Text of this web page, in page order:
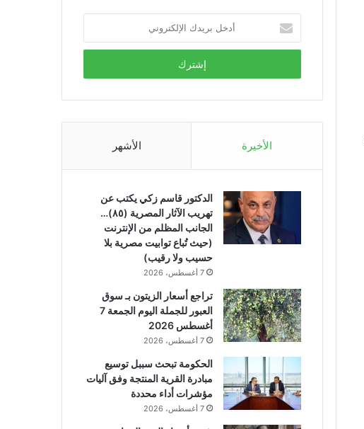
بريدك
الإلكتروني
الأخيرة الأشهر
الدكتور قاسم زكي يكتب عن
تهريب الآثار المصرية (٨٥)…
الجانب المظلم من الإنترنت
(حيث تُباع توابيت مصرية بلا
حسيب ولا رقيب)
7 أغسطس، 2026
تراجع أسعار الزيتون بـ سوق
العبور للجملة اليوم الجمعة 7
أغسطس 2026
7 أغسطس، 2026
الحكومة تبحث سببل توسيع
مبادرة القرية المنتجة وفق آليات
مؤشرات أداء محددة
7 أغسطس، 2026